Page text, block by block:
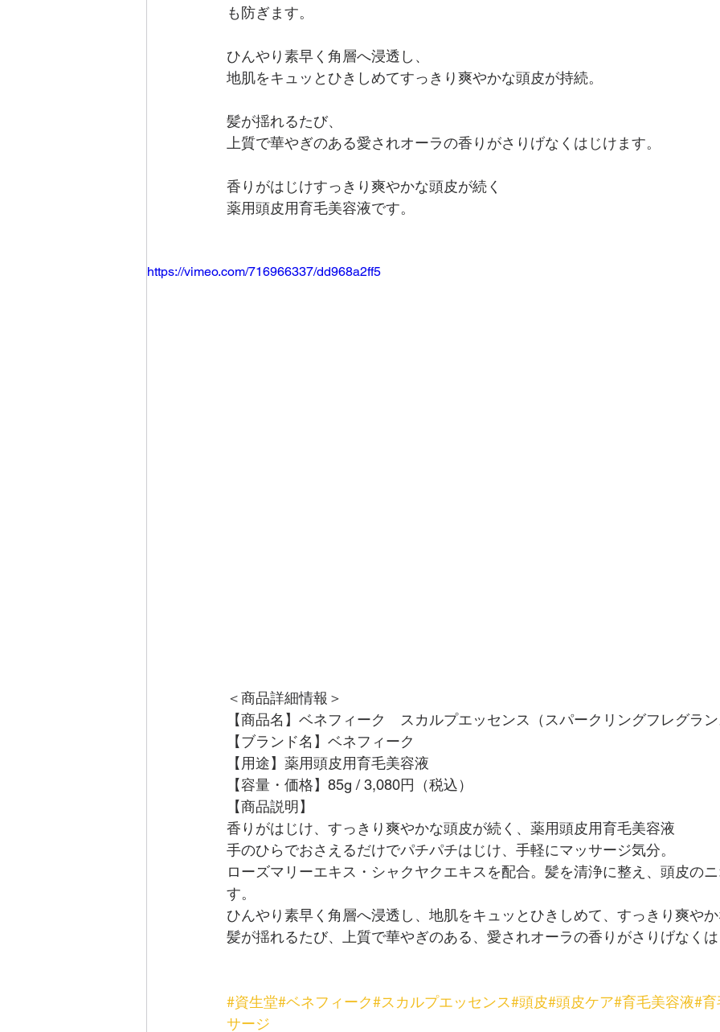
も防ぎます。
ひんやり素早く角層へ浸透し、
地肌をキュッとひきしめてすっきり爽やかな頭皮が持続。
髪が揺れるたび、
上質で華やぎのある愛されオーラの香りがさりげなくはじけます。
香りがはじけすっきり爽やかな頭皮が続く
薬用頭皮用育毛美容液です。
https://vimeo.com/716966337/dd968a2ff5
＜商品詳細情報＞
【商品名】ベネフィーク　スカルプエッセンス（スパークリングフレグラン
【ブランド名】ベネフィーク
【用途】薬用頭皮用育毛美容液
【容量・価格】85g / 3,080円（税込）
【商品説明】
香りがはじけ、すっきり爽やかな頭皮が続く、薬用頭皮用育毛美容液
手のひらでおさえるだけでパチパチはじけ、手軽にマッサージ気分。
ローズマリーエキス・シャクヤクエキスを配合。髪を清浄に整え、頭皮の
す。
ひんやり素早く角層へ浸透し、地肌をキュッとひきしめて、すっきり爽やか
髪が揺れるたび、上質で華やぎのある、愛されオーラの香りがさりげなくは
#資生堂#ベネフィーク#スカルプエッセンス#頭皮#頭皮ケア#育毛美容液#育
サージ